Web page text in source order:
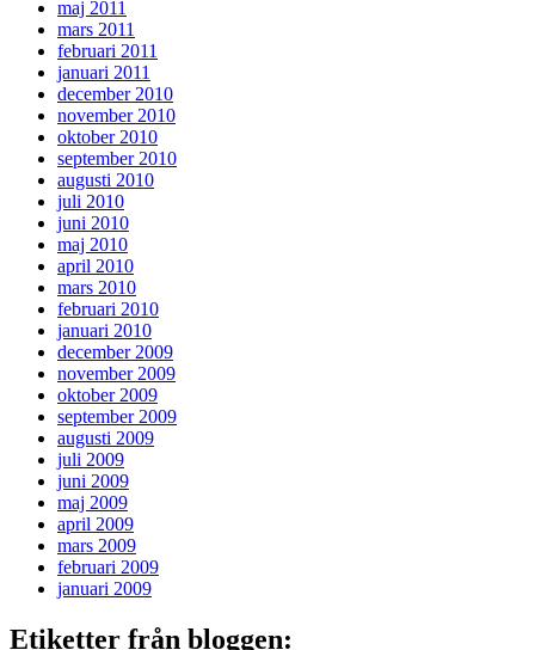
maj 2011
mars 2011
februari 2011
januari 2011
december 2010
november 2010
oktober 2010
september 2010
augusti 2010
juli 2010
juni 2010
maj 2010
april 2010
mars 2010
februari 2010
januari 2010
december 2009
november 2009
oktober 2009
september 2009
augusti 2009
juli 2009
juni 2009
maj 2009
april 2009
mars 2009
februari 2009
januari 2009
Etiketter från bloggen: